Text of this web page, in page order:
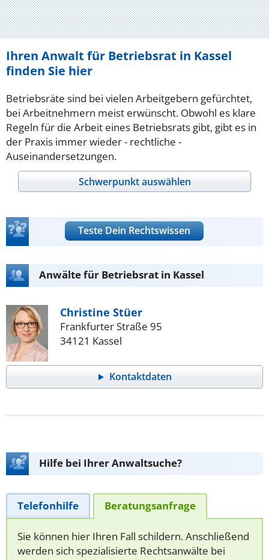
Ihren Anwalt für Betriebsrat in Kassel
finden Sie hier
Betriebsräte sind bei vielen Arbeitgebern gefürchtet,
bei Arbeitnehmern meist erwünscht. Obwohl es klare
Regeln für die Arbeit eines Betriebsrats gibt, gibt es in
der Praxis immer wieder - rechtliche -
Auseinandersetzungen.
Schwerpunkt auswählen
Teste Dein Rechtswissen
Anwälte für Betriebsrat in Kassel
Christine Stüer
Frankfurter Straße 95
34121 Kassel
Kontaktdaten
Hilfe bei Ihrer Anwaltsuche?
Telefonhilfe Beratungsanfrage
Sie können hier Ihren Fall schildern. Anschließend
werden sich spezialisierte Rechtsanwälte bei